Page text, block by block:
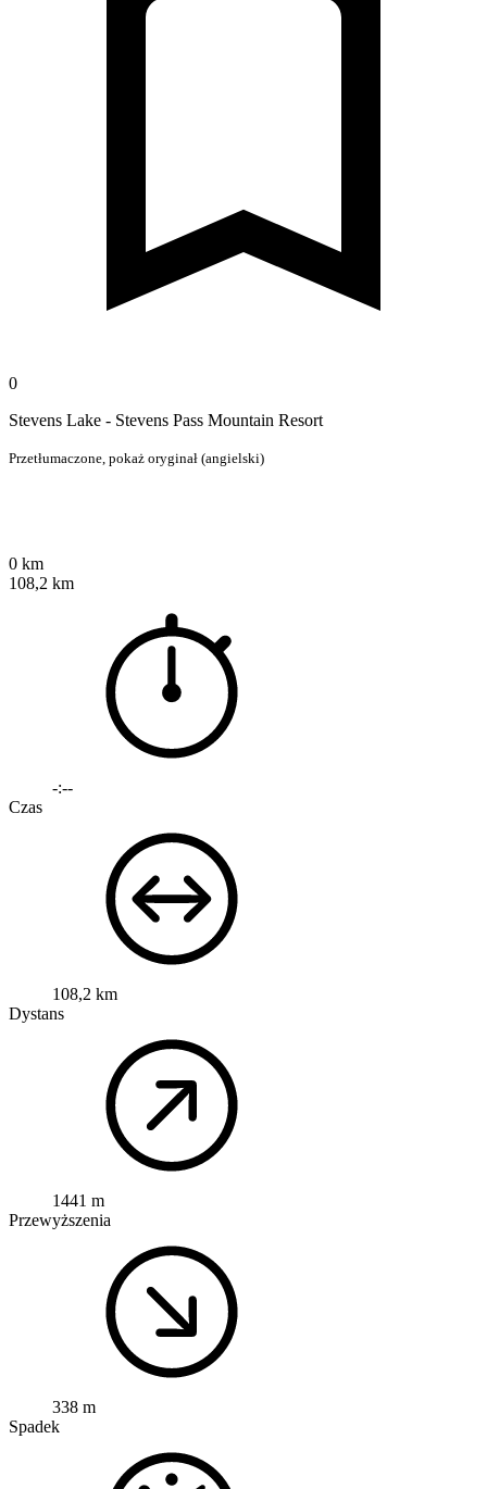
0
Stevens Lake - Stevens Pass Mountain Resort
Przetłumaczone, pokaż oryginał (angielski)
0 km
108,2 km
-:--
Czas
108,2 km
Dystans
1441 m
Przewyższenia
338 m
Spadek